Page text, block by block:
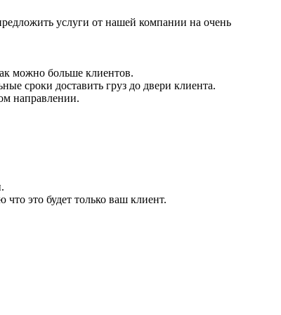
услуги от нашей компании на очень
можно больше клиентов.
сроки доставить груз до двери клиента.
направлении.
это будет только ваш клиент.